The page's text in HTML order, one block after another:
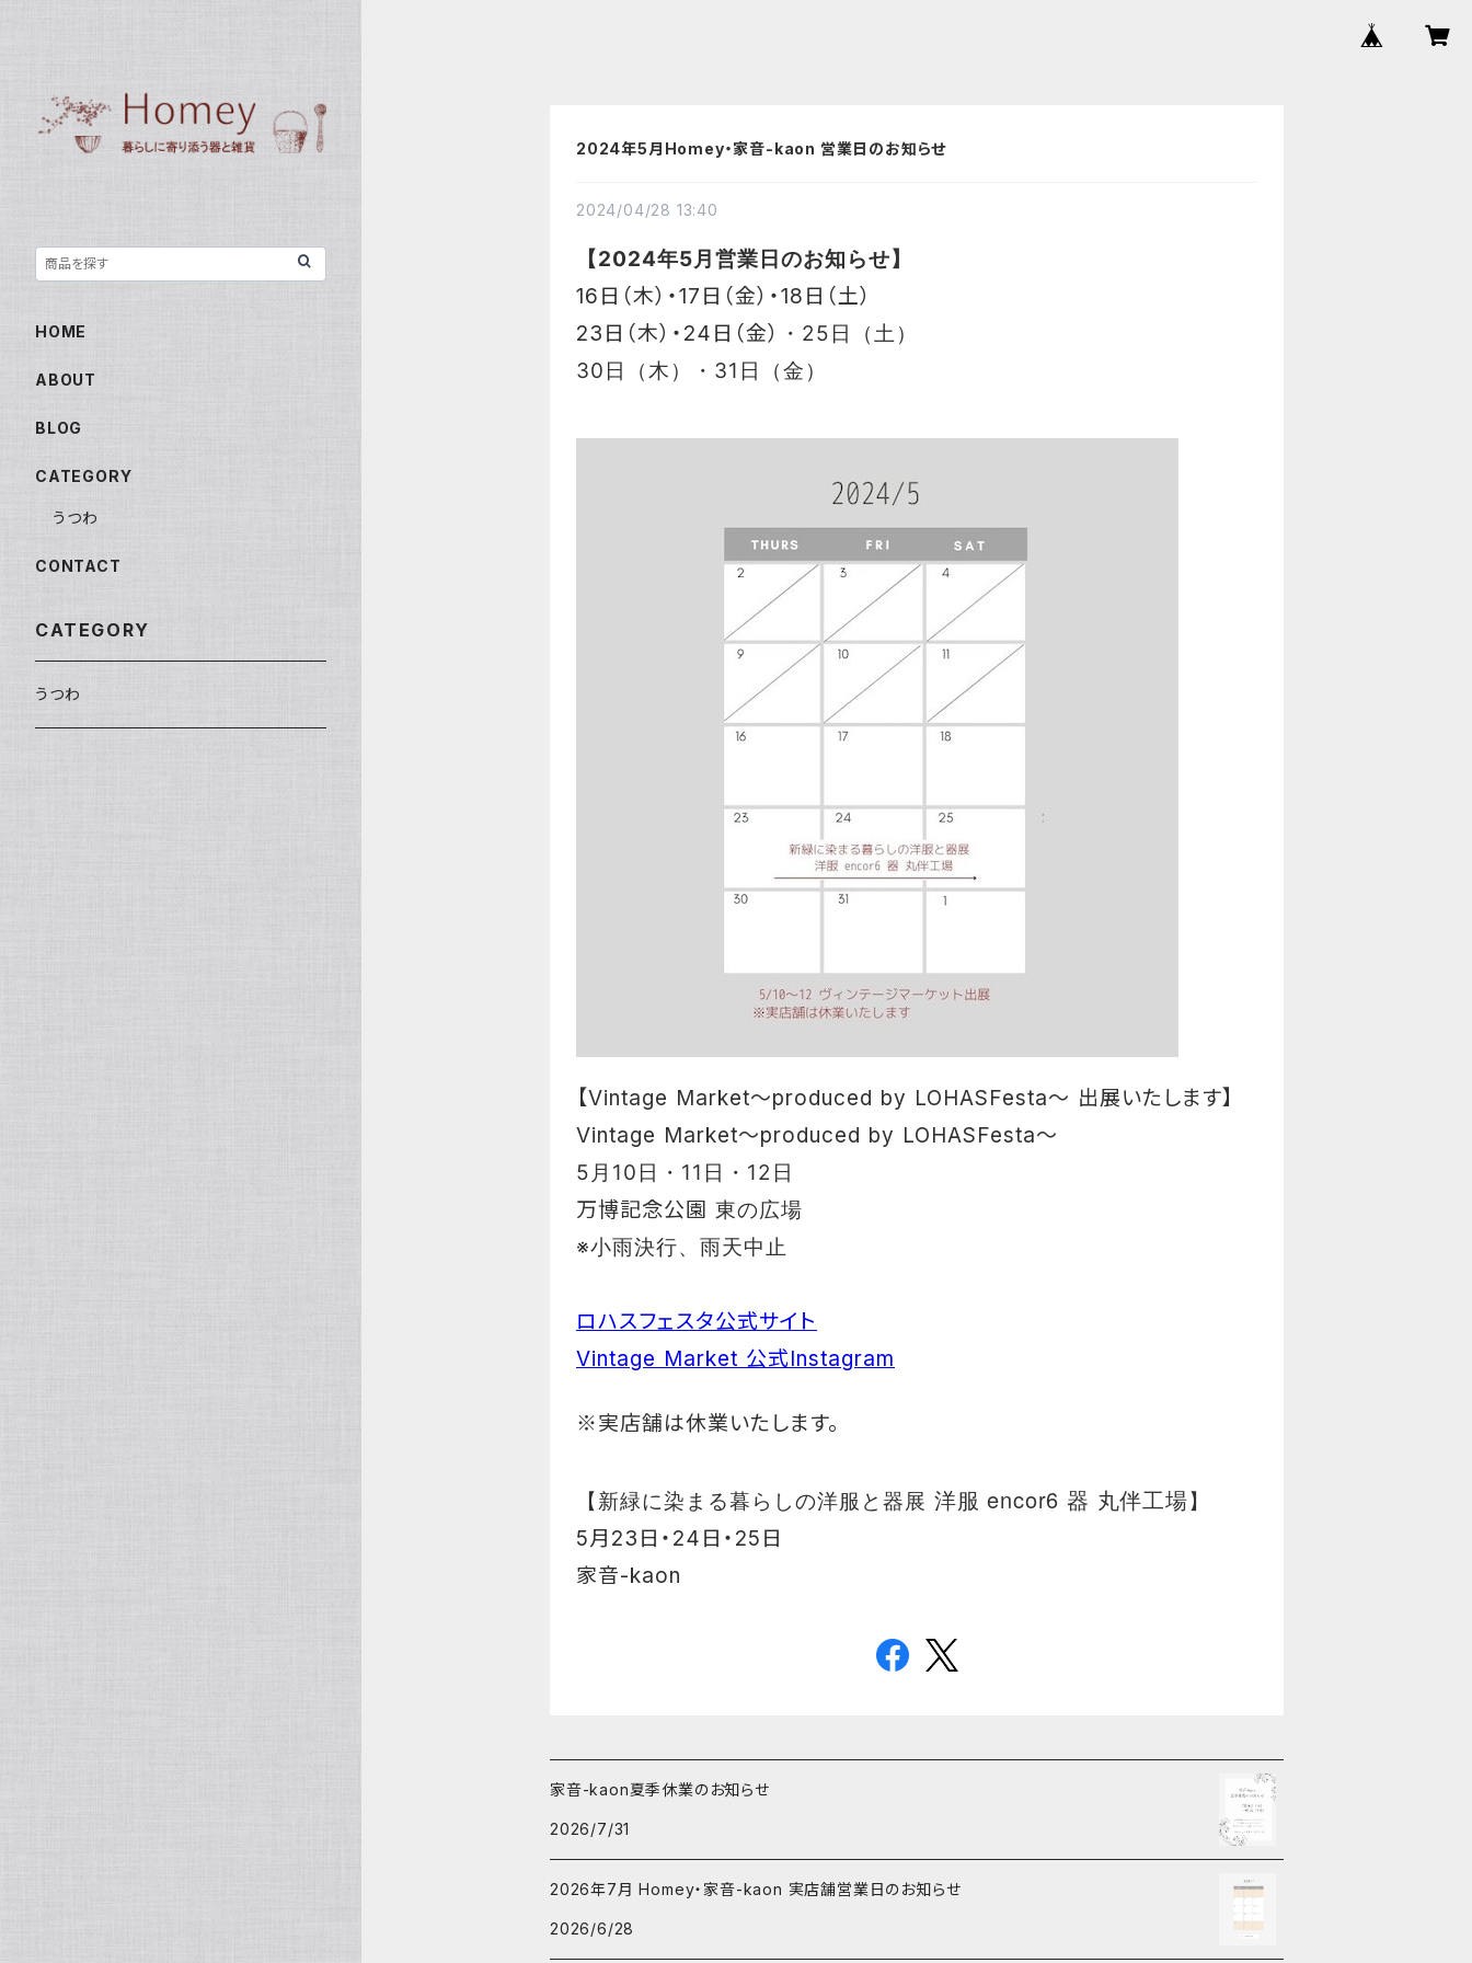
2024年5月Homey・家音-kaon 営業日のお知らせ
2024/04/28 13:40
【2024年5月営業日のお知らせ】
16日（木） ・17日（金） ・18日（土）
23日（木） ・24日（金）
・25日（土）
30日（木）・31日（金）
【Vintage Market〜produced by LOHASFesta～ 出展いたします】
Vintage Market〜produced by LOHASFesta～
5月10日・11日・12日
万博記念公園 東の広場
※小雨決行、雨天中止
ロハスフェスタ公式サイト
Vintage Market 公式Instagram
※実店舗は休業いたします。
【新緑に染まる暮らしの洋服と器展 洋服 encor6 器 丸伴工場】
5月23日・24日・25日
家音-kaon
家音-kaon夏季休業のお知らせ
2026/7/31
2026年7月 Homey・家音-kaon 実店舗営業日のお知らせ
2026/6/28
HOME
ABOUT
BLOG
CATEGORY
うつわ
CONTACT
CATEGORY
うつわ